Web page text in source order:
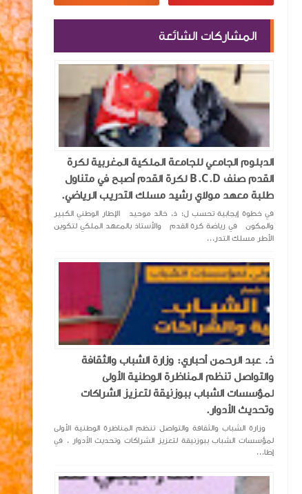
المشاركات الشائعة
الدبلوم الجامعي للجامعة الملكية المغربية لكرة
القدم صنف B.C.D لكرة القدم أصبح في متناول
طلبة معهد مولاي رشيد مسلك التدريب الرياضي.
في خطوة إيجابية تحسب ل: ذ. خالد موحيد الإطار الوطني الكبير
والمكون في رياضة كرة القدم والأستاذ بالمعهد الملكي لتكوين
الأطر مسلك التدر...
ذ. عبد الرحمن أحباري: وزارة الشباب والثقافة
والتواصل تنظم المناظرة الوطنية الأولى
لمؤسسات الشباب ببوزنيقة لتعزيز الشراكات
وتحديث الأدوار.
وزارة الشباب والثقافة والتواصل تنظم المناظرة الوطنية الأولى
لمؤسسات الشباب ببوزنيقة لتعزيز الشراكات وتحديث الأدوار . في
إطا...